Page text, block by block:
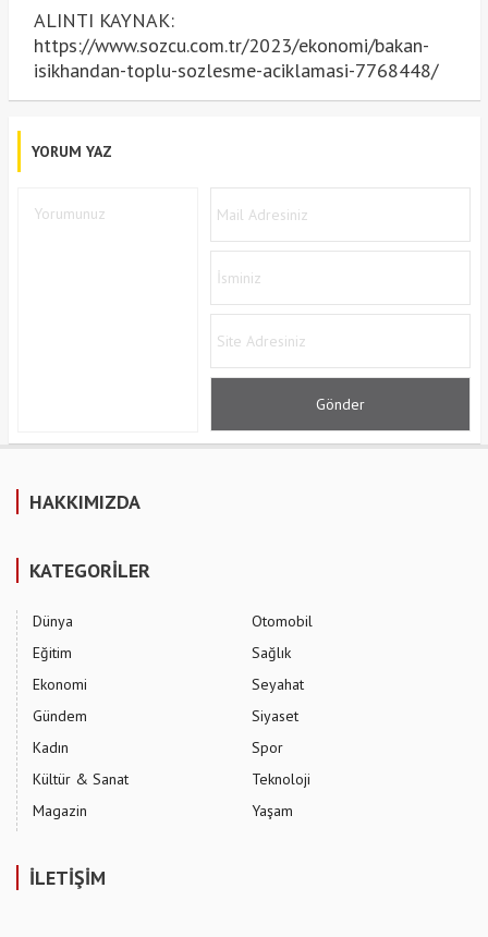
ALINTI KAYNAK:
https://www.sozcu.com.tr/2023/ekonomi/bakan-
isikhandan-toplu-sozlesme-aciklamasi-7768448/
YORUM YAZ
HAKKIMIZDA
KATEGORİLER
Dünya
Eğitim
Ekonomi
Gündem
Kadın
Kültür & Sanat
Magazin
Otomobil
Sağlık
Seyahat
Siyaset
Spor
Teknoloji
Yaşam
İLETİŞİM